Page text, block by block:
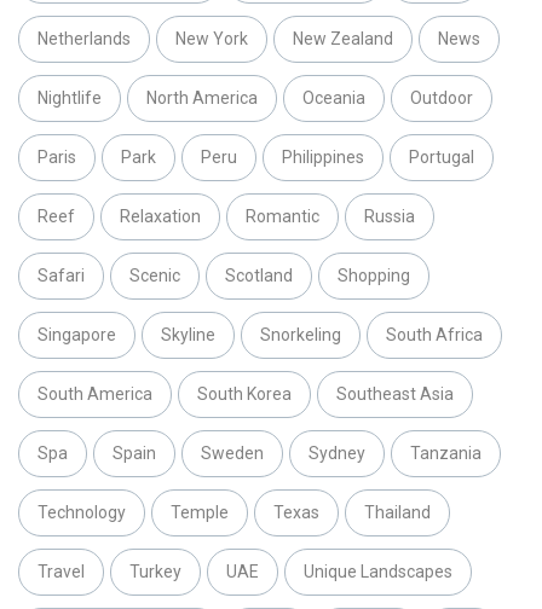
Netherlands New York New Zealand News
Nightlife North America Oceania Outdoor
Paris Park Peru Philippines Portugal
Reef Relaxation Romantic Russia
Safari Scenic Scotland Shopping
Singapore Skyline Snorkeling South Africa
South America South Korea Southeast Asia
Spa Spain Sweden Sydney Tanzania
Technology Temple Texas Thailand
Travel Turkey UAE Unique Landscapes